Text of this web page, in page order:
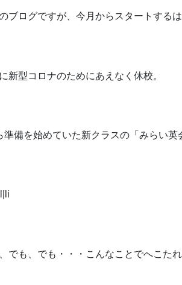
ブログですが、今月からスタートする
新型コロナのためにあえなく休校。
準備を始めていた新クラスの「みらい英
でも、でも・・・こんなことでへこた